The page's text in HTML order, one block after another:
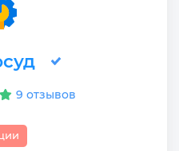
9 отзывов